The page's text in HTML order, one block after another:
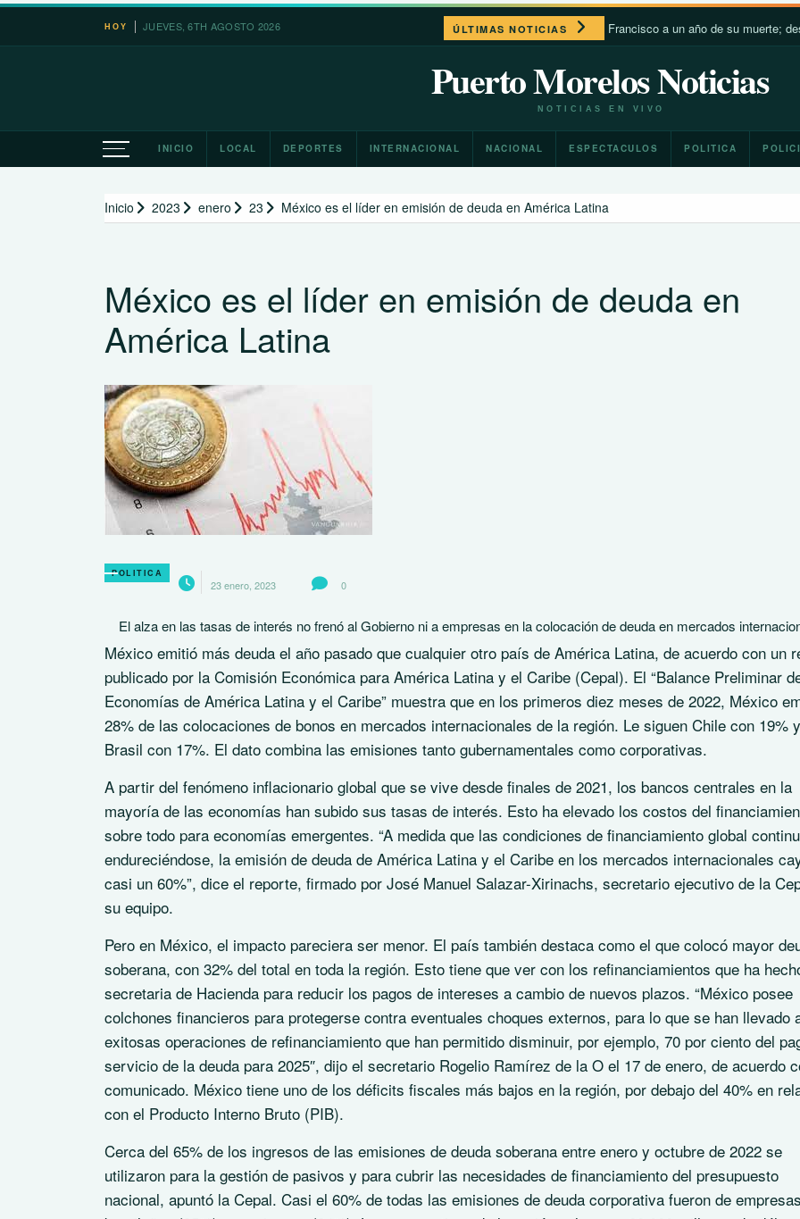
Saltar
HOY JUEVES, 6TH AGOSTO 2026 ÚLTIMAS NOTICIAS
León XIV recuerda a Francisco a un año de su muerte; destaca su
Puerto Morelos Noticias
NOTICIAS EN VIVO
INICIO LOCAL DEPORTES INTERNACIONAL NACIONAL ESPECTACULOS POLITICA
Inicio 2023 enero 23 México es el líder en emisión de deuda en América Latina
México es el líder en emisión de deuda en
América Latina
POLITICA
23 enero, 2023 0
El alza en las tasas de interés no frenó al Gobierno ni a empresas en la colocación de deuda en mercados
México emitió más deuda el año pasado que cualquier otro país de América Latina, de acuerdo con un
publicado por la Comisión Económica para América Latina y el Caribe (Cepal). El “Balance Preliminar
Economías de América Latina y el Caribe” muestra que en los primeros diez meses de 2022, México
28% de las colocaciones de bonos en mercados internacionales de la región. Le siguen Chile con 19% y
Brasil con 17%. El dato combina las emisiones tanto gubernamentales como corporativas.
A partir del fenómeno inflacionario global que se vive desde finales de 2021, los bancos centrales en la
mayoría de las economías han subido sus tasas de interés. Esto ha elevado los costos del
sobre todo para economías emergentes. “A medida que las condiciones de financiamiento global
endureciéndose, la emisión de deuda de América Latina y el Caribe en los mercados internacionales
casi un 60%”, dice el reporte, firmado por José Manuel Salazar-Xirinachs, secretario ejecutivo de la
su equipo.
Pero en México, el impacto pareciera ser menor. El país también destaca como el que colocó mayor
soberana, con 32% del total en toda la región. Esto tiene que ver con los refinanciamientos que ha
secretaria de Hacienda para reducir los pagos de intereses a cambio de nuevos plazos. “México posee
colchones financieros para protegerse contra eventuales choques externos, para lo que se han llevado
exitosas operaciones de refinanciamiento que han permitido disminuir, por ejemplo, 70 por ciento del
servicio de la deuda para 2025″, dijo el secretario Rogelio Ramírez de la O el 17 de enero, de acuerdo
comunicado. México tiene uno de los déficits fiscales más bajos en la región, por debajo del 40% en
con el Producto Interno Bruto (PIB).
Cerca del 65% de los ingresos de las emisiones de deuda soberana entre enero y octubre de 2022 se
utilizaron para la gestión de pasivos y para cubrir las necesidades de financiamiento del presupuesto
nacional, apuntó la Cepal. Casi el 60% de todas las emisiones de deuda corporativa fueron de